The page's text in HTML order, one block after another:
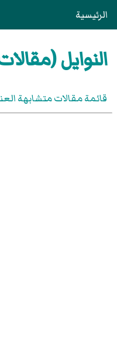
الرئيسية
النوايل
قائمة مقالات متشابهة